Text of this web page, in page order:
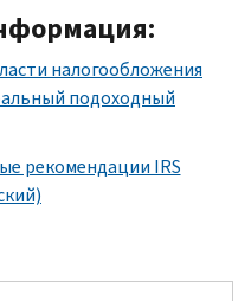
налогообложения
подоходный
рекомендации IRS